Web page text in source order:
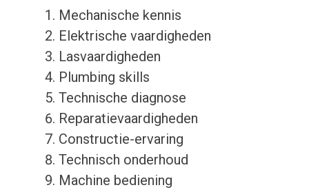
Mechanische kennis
Elektrische vaardigheden
Lasvaardigheden
Plumbing skills
Technische diagnose
Reparatievaardigheden
Constructie-ervaring
Technisch onderhoud
Machine bediening